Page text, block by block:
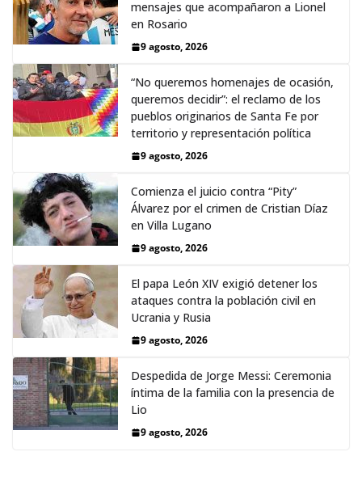
mensajes que acompañaron a Lionel
en Rosario
9 agosto, 2026
“No queremos homenajes de ocasión,
queremos decidir”: el reclamo de los
pueblos originarios de Santa Fe por
territorio y representación política
9 agosto, 2026
Comienza el juicio contra “Pity”
Álvarez por el crimen de Cristian Díaz
en Villa Lugano
9 agosto, 2026
El papa León XIV exigió detener los
ataques contra la población civil en
Ucrania y Rusia
9 agosto, 2026
Despedida de Jorge Messi: Ceremonia
íntima de la familia con la presencia de
Lio
9 agosto, 2026